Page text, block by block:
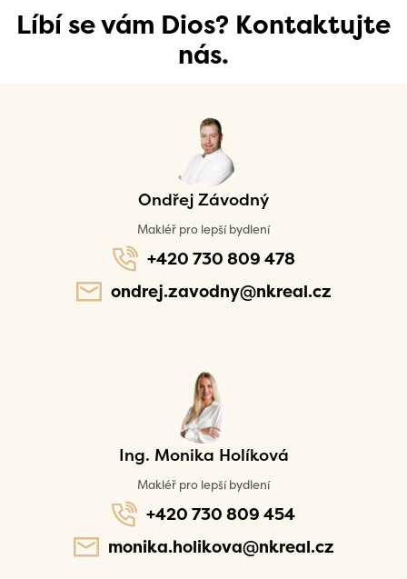
Líbí se vám Dios? Kontaktujte
nás.
Ondřej Závodný
Makléř pro lepší bydlení
+420 730 809 478
ondrej.zavodny@nkreal.cz
Ing. Monika Holíková
Makléř pro lepší bydlení
+420 730 809 454
monika.holikova@nkreal.cz